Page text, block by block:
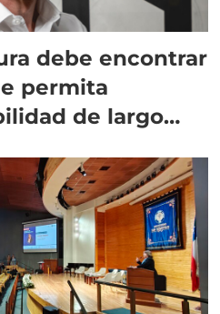
debe encontrar
permita
de largo